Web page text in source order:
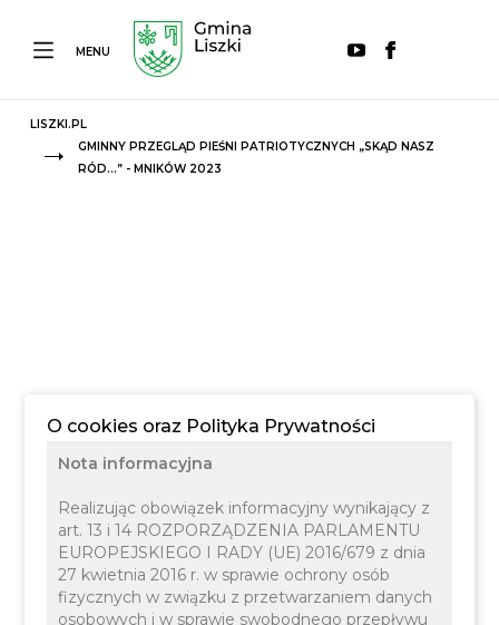
MENU
LISZKI.PL
GMINNY PRZEGLĄD PIEŚNI PATRIOTYCZNYCH „SKĄD NASZ
RÓD…” - MNIKÓW 2023
O cookies oraz Polityka Prywatności
Nota informacyjna
Realizując obowiązek informacyjny wynikający z
art. 13 i 14 ROZPORZĄDZENIA PARLAMENTU
EUROPEJSKIEGO I RADY (UE) 2016/679 z dnia
27 kwietnia 2016 r. w sprawie ochrony osób
fizycznych w związku z przetwarzaniem danych
osobowych i w sprawie swobodnego przepływu